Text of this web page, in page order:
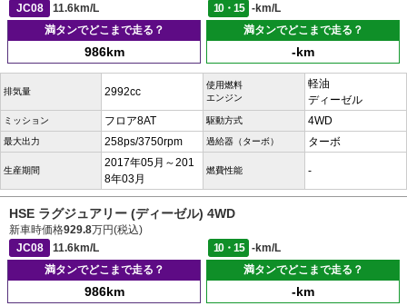
JC08
11.6km/L 10・15
-km/L
満タンでどこまで走る？
986km
満タンでどこまで走る？
-km
排気量 2992cc
使用燃料
エンジン
軽油
ディーゼル
ミッション フロア8AT 駆動方式 4WD
最大出力 258ps/3750rpm 過給器（ターボ） ターボ
生産期間
2017年05月～201
8年03月
燃費性能 -
HSE ラグジュアリー (ディーゼル) 4WD
新車時価格929.8万円(税込)
JC08
11.6km/L 10・15
-km/L
満タンでどこまで走る？
986km
満タンでどこまで走る？
-km